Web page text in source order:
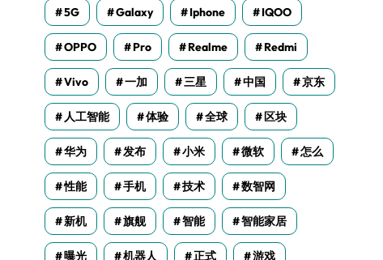
5G Galaxy Iphone IQOO
OPPO Pro Realme Redmi
Vivo 一加 三星 中国 京东
人工智能 体验 全球 区块
华为 发布 小米 微软 怎么
性能 手机 技术 数智网
新机 旗舰 智能 智能家居
曝光 机器人 正式 游戏